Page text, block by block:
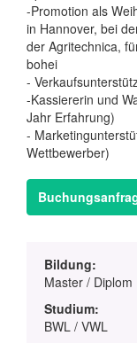
-Promotion als
in Hannover, bei
der Agritechnica,
bohei
-
-Kassiererin und
Jahr Erfahrung)
-
Wettbewerber)
Bildung:
Master / Diplom
Studium:
BWL / VWL